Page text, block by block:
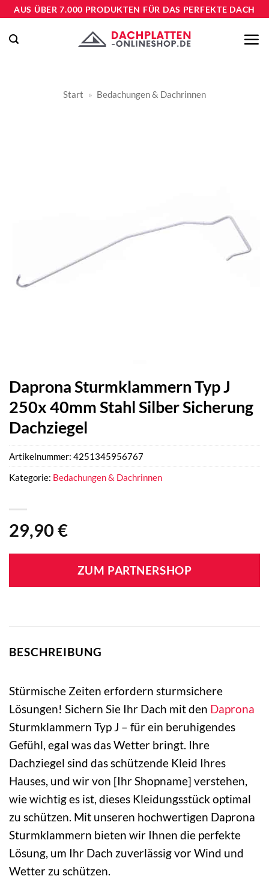
Zum
springen
AUS ÜBER 7.000 PRODUKTEN FÜR DAS PERFEKTE DACH
Start » Bedachungen & Dachrinnen
Daprona Sturmklammern Typ J
250x 40mm Stahl Silber Sicherung
Dachziegel
29,90 €
ZUM PARTNERSHOP
Artikelnummer: 4251345956767
Kategorie: Bedachungen & Dachrinnen
BESCHREIBUNG
Stürmische Zeiten erfordern sturmsichere
Lösungen! Sichern Sie Ihr Dach mit den Daprona
Sturmklammern Typ J – für ein beruhigendes
Gefühl, egal was das Wetter bringt. Ihre
Dachziegel sind das schützende Kleid Ihres
Hauses, und wir von [Ihr Shopname] verstehen,
wie wichtig es ist, dieses Kleidungsstück optimal
zu schützen. Mit unseren hochwertigen Daprona
Sturmklammern bieten wir Ihnen die perfekte
Lösung, um Ihr Dach zuverlässig vor Wind und
Wetter zu schützen.